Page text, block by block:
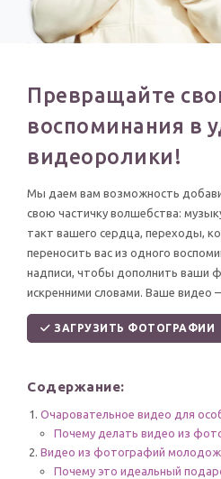
ПЕРСОНАЛЬНЫЕ
Пожелания
По годам
Превращайте
воспоминания в
видеоролики!
Мы даем вам возможность
свою частичку волшебства:
такт вашего сердца, переходы,
переносить вас из одного
надписи, чтобы дополнить ваши
искренними словами. Ваше видео
ЗАГРУЗИТЬ ФОТОГРАФИИ
Содержание:
Очаровательное видео для
Почему делать видео из
Видео из фотографий
Почему это идеальный